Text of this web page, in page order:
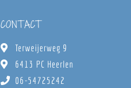
CONTACT
Terweijerweg 9
6413 PC Heerlen
06-54725242